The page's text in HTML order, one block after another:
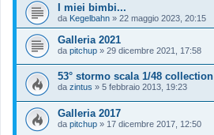
I miei bimbi...
da Kegelbahn » 22 maggio 2023, 20:15
Galleria 2021
da pitchup » 29 dicembre 2021, 17:58
53° stormo scala 1/48 collection
da zintus » 5 febbraio 2013, 19:23
Galleria 2017
da pitchup » 17 dicembre 2017, 12:50